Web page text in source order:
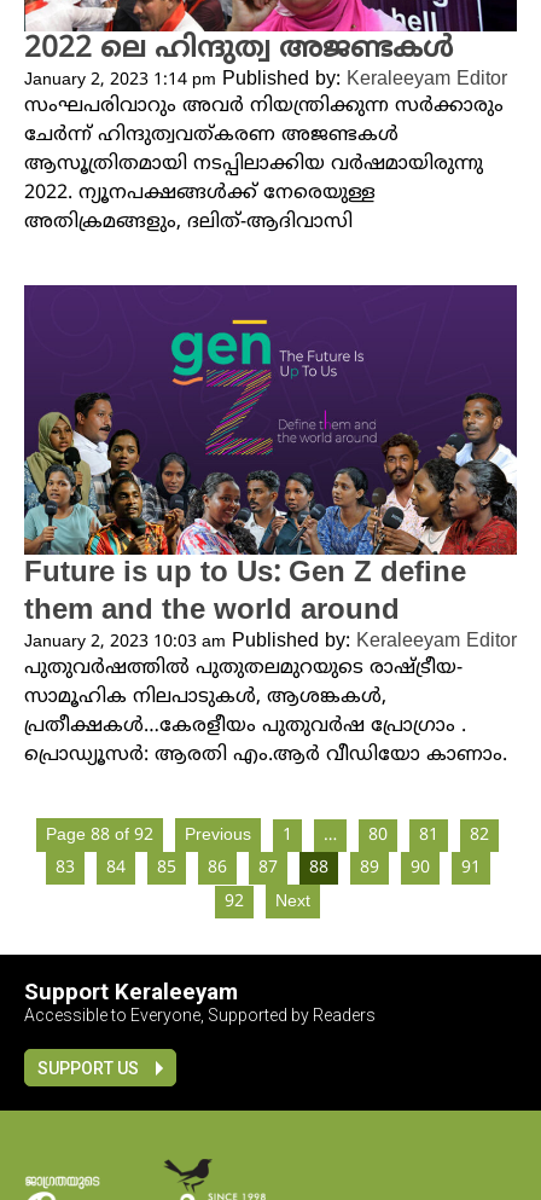
2022 ലെ ഹിന്ദുത്വ അജണ്ടകൾ
January 2, 2023 1:14 pm Published by: Keraleeyam Editor
സംഘപരിവാറും അവർ നിയന്ത്രിക്കുന്ന സർക്കാരും
ചേർന്ന് ഹിന്ദുത്വവത്കരണ അജണ്ടകൾ
ആസൂത്രിതമായി നടപ്പിലാക്കിയ വർഷമായിരുന്നു
2022. ന്യൂനപക്ഷങ്ങൾക്ക് നേരെയുള്ള
അതിക്രമങ്ങളും, ദലിത്-ആദിവാസി
Future is up to Us: Gen Z define
them and the world around
January 2, 2023 10:03 am Published by: Keraleeyam Editor
പുതുവർഷത്തിൽ പുതുതലമുറയുടെ രാഷ്ട്രീയ-
സാമൂഹിക നിലപാടുകൾ, ആശങ്കകൾ,
പ്രതീക്ഷകൾ…കേരളീയം പുതുവർഷ പ്രോ​ഗ്രാം .
പ്രൊഡ്യൂസർ: ആരതി എം.ആർ വീഡിയോ കാണാം.
Page 88 of 92 Previous 1 … 80 81
82
83
84 85 86 87 88 89 90
91
92
Next
Support Keraleeyam
Accessible to Everyone, Supported by Readers
SUPPORT US